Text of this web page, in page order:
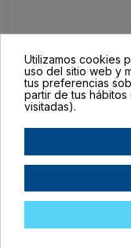
Utilizamos cookies
uso del sitio web y
tus preferencias
partir de tus
visitadas).